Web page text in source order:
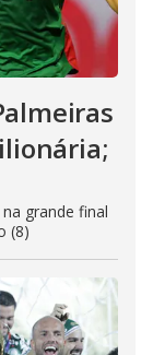
grande final
(8)